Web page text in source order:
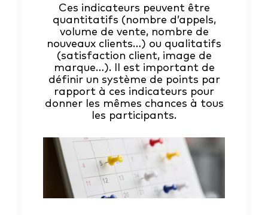
Ces indicateurs peuvent être
quantitatifs (nombre d’appels,
volume de vente, nombre de
nouveaux clients…) ou qualitatifs
(satisfaction client, image de
marque…). Il est important de
définir un système de points par
rapport à ces indicateurs pour
donner les mêmes chances à tous
les participants.